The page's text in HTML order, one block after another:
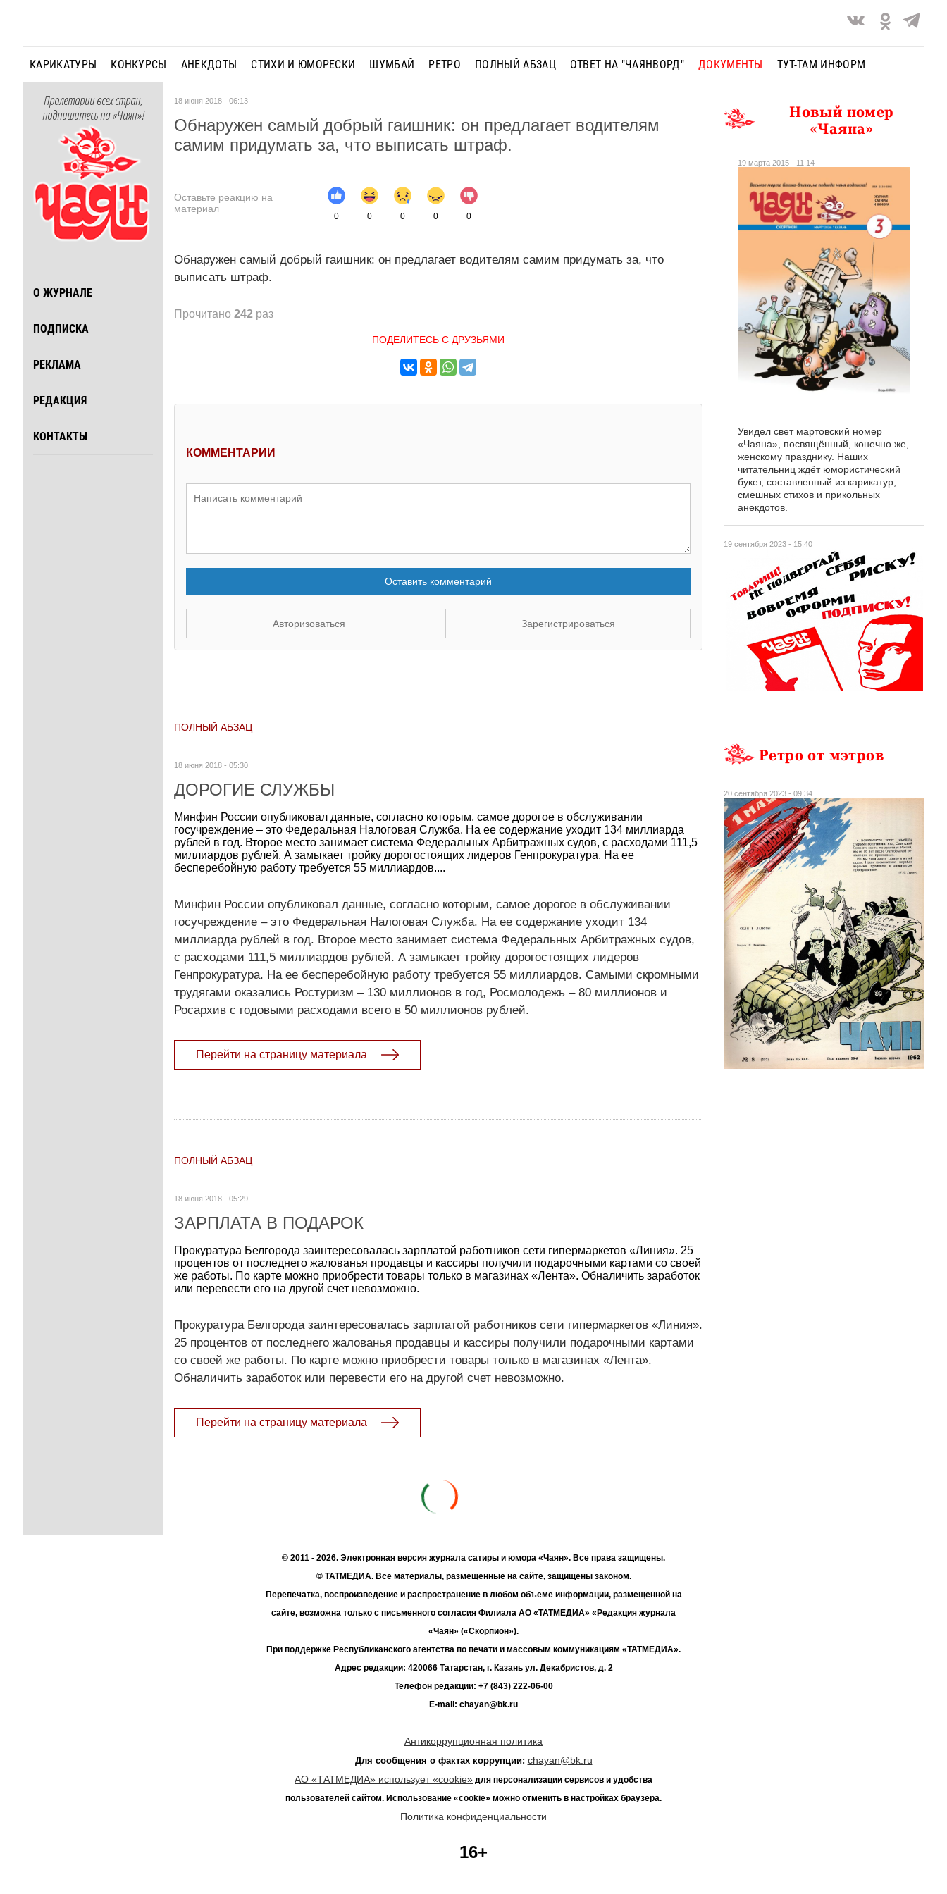
КАРИКАТУРЫ КОНКУРСЫ АНЕКДОТЫ СТИХИ И ЮМОРЕСКИ ШУМБАЙ РЕТРО ПОЛНЫЙ АБЗАЦ ОТВЕТ НА "ЧАЯНВОРД" ДОКУМЕНТЫ ТУТ-ТАМ ИНФОРМ
Пролетарии всех стран,
подпишитесь на «Чаян»!
О ЖУРНАЛЕ
ПОДПИСКА
РЕКЛАМА
РЕДАКЦИЯ
КОНТАКТЫ
18 июня 2018 - 06:13
Обнаружен самый добрый гаишник: он предлагает водителям
самим придумать за, что выписать штраф.
Оставьте реакцию на
материал
0 0 0 0 0
Обнаружен самый добрый гаишник: он предлагает водителям самим придумать за, что
выписать штраф.
Прочитано 242 раз
ПОДЕЛИТЕСЬ С ДРУЗЬЯМИ
КОММЕНТАРИИ
Оставить комментарий
Авторизоваться Зарегистрироваться
ПОЛНЫЙ АБЗАЦ
18 июня 2018 - 05:30
ДОРОГИЕ СЛУЖБЫ
Минфин России опубликовал данные, согласно которым, самое дорогое в обслуживании
госучреждение – это Федеральная Налоговая Служба. На ее содержание уходит 134 миллиарда
рублей в год. Второе место занимает система Федеральных Арбитражных судов, с расходами 111,5
миллиардов рублей. А замыкает тройку дорогостоящих лидеров Генпрокуратура. На ее
бесперебойную работу требуется 55 миллиардов....
Минфин России опубликовал данные, согласно которым, самое дорогое в обслуживании
госучреждение – это Федеральная Налоговая Служба. На ее содержание уходит 134
миллиарда рублей в год. Второе место занимает система Федеральных Арбитражных судов,
с расходами 111,5 миллиардов рублей. А замыкает тройку дорогостоящих лидеров
Генпрокуратура. На ее бесперебойную работу требуется 55 миллиардов. Самыми скромными
трудягами оказались Ростуризм – 130 миллионов в год, Росмолодежь – 80 миллионов и
Росархив с годовыми расходами всего в 50 миллионов рублей.
Перейти на страницу материала
ПОЛНЫЙ АБЗАЦ
18 июня 2018 - 05:29
ЗАРПЛАТА В ПОДАРОК
Прокуратура Белгорода заинтересовалась зарплатой работников сети гипермаркетов «Линия». 25
процентов от последнего жалованья продавцы и кассиры получили подарочными картами со своей
же работы. По карте можно приобрести товары только в магазинах «Лента». Обналичить заработок
или перевести его на другой счет невозможно.
Прокуратура Белгорода заинтересовалась зарплатой работников сети гипермаркетов «Линия».
25 процентов от последнего жалованья продавцы и кассиры получили подарочными картами
со своей же работы. По карте можно приобрести товары только в магазинах «Лента».
Обналичить заработок или перевести его на другой счет невозможно.
Перейти на страницу материала
19 сентября 2023 - 15:40
Новый номер
«Чаяна»
19 марта 2015 - 11:14
Увидел свет мартовский номер
«Чаяна», посвящённый, конечно же,
женскому празднику. Наших
читательниц ждёт юмористический
букет, составленный из карикатур,
смешных стихов и прикольных
анекдотов.
Ретро от мэтров
20 сентября 2023 - 09:34
© 2011 - 2026. Электронная версия журнала сатиры и юмора «Чаян». Все права защищены.
© ТАТМЕДИА. Все материалы, размещенные на сайте, защищены законом.
Перепечатка, воспроизведение и распространение в любом объеме информации, размещенной на
сайте, возможна только с письменного согласия Филиала АО «ТАТМЕДИА» «Редакция журнала
«Чаян» («Скорпион»).
При поддержке Республиканского агентства по печати и массовым коммуникациям «ТАТМЕДИА».
Адрес редакции: 420066 Татарстан, г. Казань ул. Декабристов, д. 2
Телефон редакции: +7 (843) 222-06-00
E-mail: chayan@bk.ru
Антикоррупционная политика
Для сообщения о фактах коррупции: chayan@bk.ru
АО «ТАТМЕДИА» использует «cookie» для персонализации сервисов и удобства
пользователей сайтом. Использование «cookie» можно отменить в настройках браузера.
Политика конфиденциальности
16+